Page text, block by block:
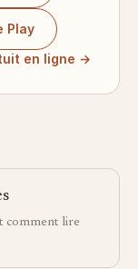
Play
en ligne →
comment lire